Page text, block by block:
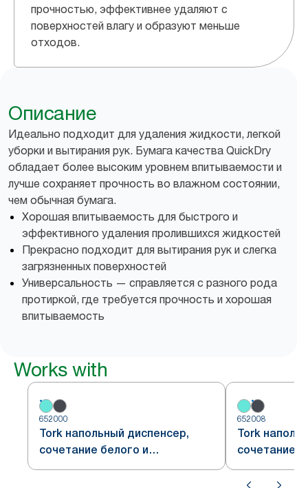
прочностью, эффективнее удаляют с
поверхностей влагу и образуют меньше
отходов.
Описание
Идеально подходит для удаления жидкости, легкой
уборки и вытирания рук. Бумага качества QuickDry
обладает более высоким уровнем впитываемости и
лучше сохраняет прочность во влажном состоянии,
чем обычная бумага.
Хорошая впитываемость для быстрого и
эффективного удаления пролившихся жидкостей
Прекрасно подходит для вытирания рук и слегка
загрязненных поверхностей
Универсальность — справляется с разного рода
протиркой, где требуется прочность и хорошая
впитываемость
Works with
652000
Tork напольный диспенсер,
сочетание белого и
бирюзового, система W1
652008
Tork
сочетание
дымчато-